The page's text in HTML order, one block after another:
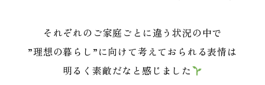
それぞれのご家庭ごとに違う状況の中で
”理想の暮らし”に向けて考えておられる表情は
明るく素敵だなと感じました